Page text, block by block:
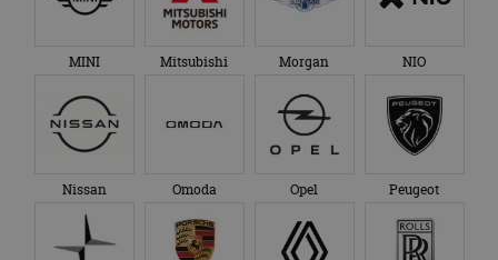
MINI Mitsubishi Morgan NIO
Nissan Omoda Opel Peugeot